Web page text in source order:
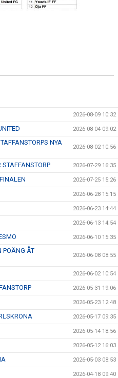
2026-08-09 10:32
2026-08-04 09:02
NYA
2026-08-02 10:56
2026-07-29 16:35
2026-07-25 15:26
2026-06-28 15:15
2026-06-23 14:44
2026-06-13 14:54
2026-06-10 15:35
POÄNG ÅT
2026-06-08 08:55
2026-06-02 10:54
2026-05-31 19:06
2026-05-23 12:48
2026-05-17 09:35
2026-05-14 18:56
2026-05-12 16:03
2026-05-03 08:53
2026-04-18 09:40